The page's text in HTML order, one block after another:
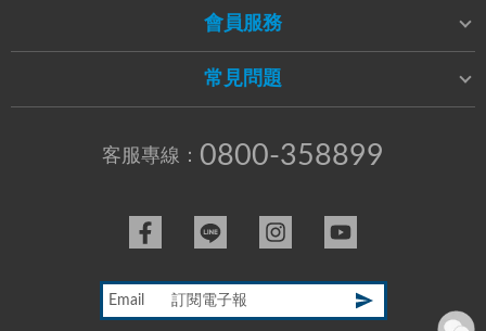
會員服務
常見問題
客服專線： 0800-358899
Email